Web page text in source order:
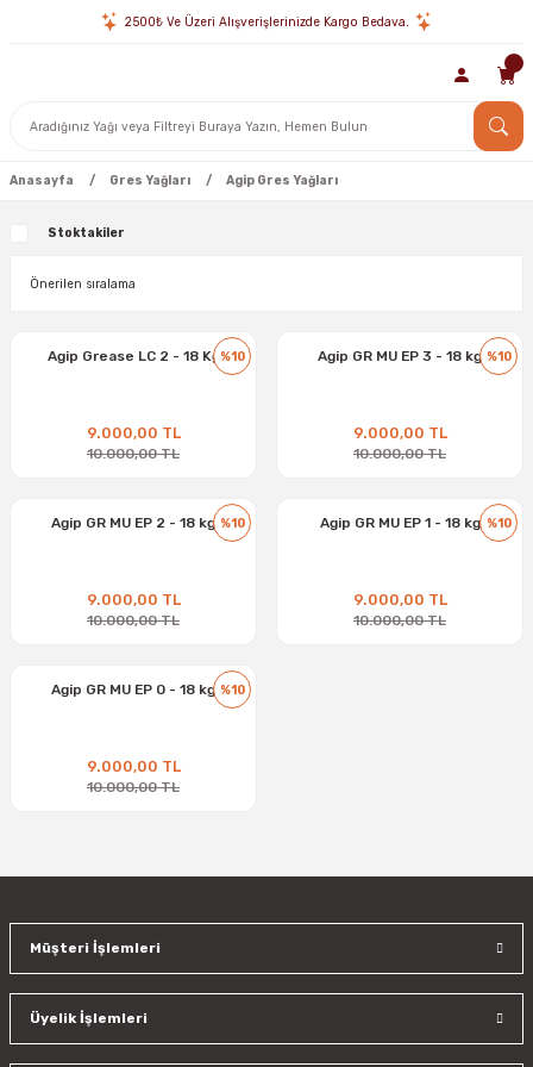
2500₺ Ve Üzeri Alışverişlerinizde Kargo Bedava.
Anasayfa Gres Yağları Agip Gres Yağları
Stoktakiler
%10
Agip Grease LC 2 - 18 Kg
9.000,00 TL
10.000,00 TL
%10
Agip GR MU EP 3 - 18 kg
9.000,00 TL
10.000,00 TL
%10
Agip GR MU EP 2 - 18 kg
9.000,00 TL
10.000,00 TL
%10
Agip GR MU EP 1 - 18 kg
9.000,00 TL
10.000,00 TL
%10
Agip GR MU EP 0 - 18 kg
9.000,00 TL
10.000,00 TL
Müşteri İşlemleri
Üyelik İşlemleri